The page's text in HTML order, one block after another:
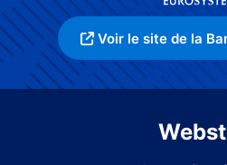
Voir le site de la